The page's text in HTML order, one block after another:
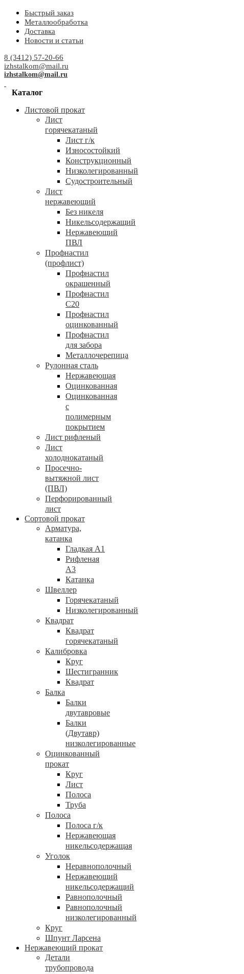
Быстрый заказ
Металлообработка
Доставка
Новости и статьи
8 (3412) 57-20-66
izhstalkom@mail.ru
izhstalkom@mail.ru
Каталог
Листовой прокат
Лист
горячекатаный
Лист г/к
Износостойкий
Конструкционный
Низколегированный
Судостроительный
Лист
нержавеющий
Без никеля
Никельсодержащий
Нержавеющий
ПВЛ
Профнастил
(профлист)
Профнастил
окрашенный
Профнастил
С20
Профнастил
оцинкованный
Профнастил
для забора
Металлочерепица
Рулонная сталь
Нержавеющая
Оцинкованная
Оцинкованная
с
полимерным
покрытием
Лист рифленый
Лист
холоднокатаный
Просечно-
вытяжной лист
(ПВЛ)
Перфорированный
лист
Сортовой прокат
Арматура,
катанка
Гладкая А1
Рифленая
А3
Катанка
Швеллер
Горячекатаный
Низколегированный
Квадрат
Квадрат
горячекатаный
Калибровка
Круг
Шестигранник
Квадрат
Балка
Балки
двутавровые
Балки
(Двутавр)
низколегированные
Оцинкованный
прокат
Круг
Лист
Полоса
Труба
Полоса
Полоса г/к
Нержавеющая
никельсодержащая
Уголок
Неравнополочный
Нержавеющий
никельсодержащий
Равнополочный
Равнополочный
низколегированный
Круг
Шпунт Ларсена
Нержавеющий прокат
Детали
трубопровода